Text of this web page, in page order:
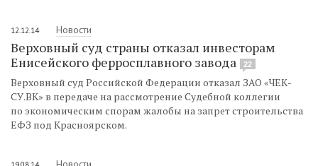
12.12.14 Новости
Верховный суд страны отказал инвесторам
Енисейского ферросплавного завода
22
Верховный суд Российской Федерации отказал ЗАО «ЧЕК-
СУ.ВК» в передаче на рассмотрение Судебной коллегии
по экономическим спорам жалобы на запрет строительства
ЕФЗ под Красноярском.